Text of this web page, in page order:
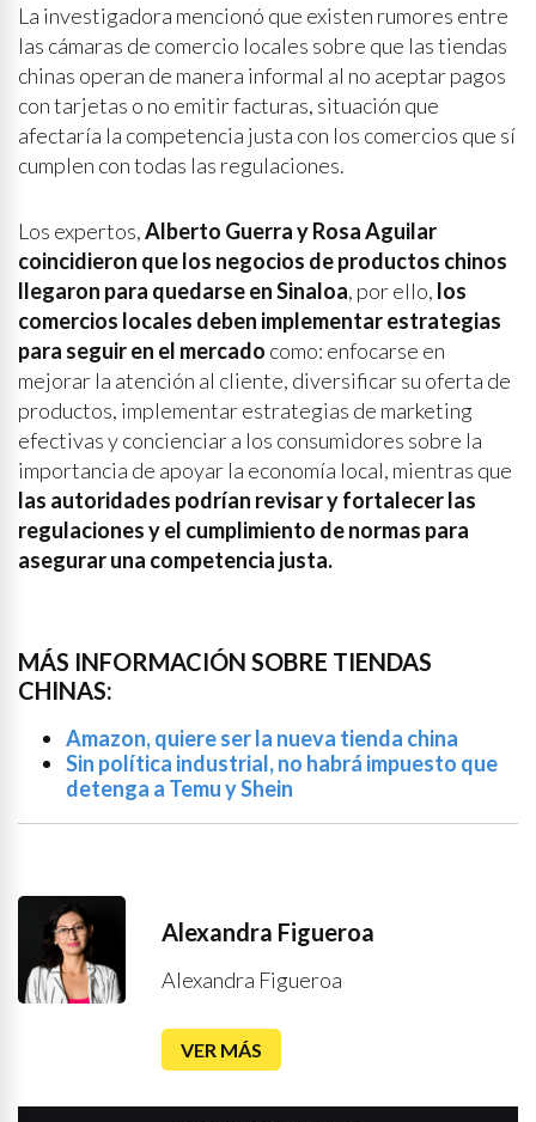
La investigadora mencionó que existen rumores entre
las cámaras de comercio locales sobre que las tiendas
chinas operan de manera informal al no aceptar pagos
con tarjetas o no emitir facturas, situación que
afectaría la competencia justa con los comercios que sí
cumplen con todas las regulaciones.
Los expertos,Alberto Guerra y Rosa Aguilar
coincidieron que los negocios de productos chinos
llegaron para quedarse en Sinaloa, por ello, los
comercios locales deben implementar estrategias
para seguir en el mercado como: enfocarse en
mejorar la atención al cliente, diversificar su oferta de
productos, implementar estrategias de marketing
efectivas y concienciar a los consumidores sobre la
importancia de apoyar la economía local, mientras que
las autoridades podrían revisar y fortalecer las
regulaciones y el cumplimiento de normas para
asegurar una competencia justa.
MÁS INFORMACIÓN SOBRE TIENDAS
CHINAS:
Amazon, quiere ser la nueva tienda china
Sin política industrial, no habrá impuesto que
detenga a Temu y Shein
Alexandra Figueroa
Alexandra Figueroa
VER MÁS